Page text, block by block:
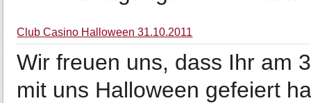
Club Casino Halloween 31.10.2011
Wir freuen uns, dass Ihr am
mit uns Halloween gefeiert